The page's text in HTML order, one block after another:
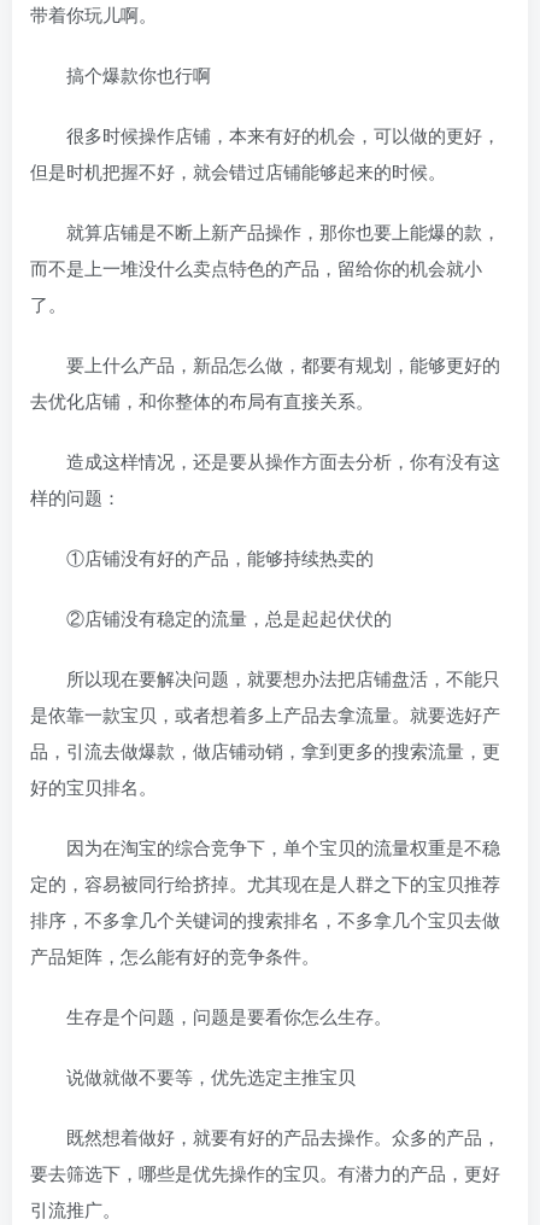
带着你玩儿啊。
搞个爆款你也行啊
很多时候操作店铺，本来有好的机会，可以做的更好，
但是时机把握不好，就会错过店铺能够起来的时候。
就算店铺是不断上新产品操作，那你也要上能爆的款，
而不是上一堆没什么卖点特色的产品，留给你的机会就小
了。
要上什么产品，新品怎么做，都要有规划，能够更好的
去优化店铺，和你整体的布局有直接关系。
造成这样情况，还是要从操作方面去分析，你有没有这
样的问题：
①店铺没有好的产品，能够持续热卖的
②店铺没有稳定的流量，总是起起伏伏的
所以现在要解决问题，就要想办法把店铺盘活，不能只
是依靠一款宝贝，或者想着多上产品去拿流量。就要选好产
品，引流去做爆款，做店铺动销，拿到更多的搜索流量，更
好的宝贝排名。
因为在淘宝的综合竞争下，单个宝贝的流量权重是不稳
定的，容易被同行给挤掉。尤其现在是人群之下的宝贝推荐
排序，不多拿几个关键词的搜索排名，不多拿几个宝贝去做
产品矩阵，怎么能有好的竞争条件。
生存是个问题，问题是要看你怎么生存。
说做就做不要等，优先选定主推宝贝
既然想着做好，就要有好的产品去操作。众多的产品，
要去筛选下，哪些是优先操作的宝贝。有潜力的产品，更好
引流推广。